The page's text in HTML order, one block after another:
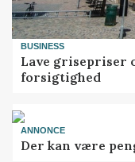
BUSINESS
Lave grisepriser
forsigtighed
ANNONCE
Der kan være